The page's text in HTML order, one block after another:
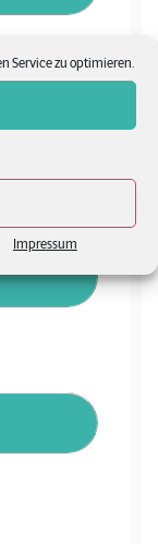
Service zu optimieren.
Impressum